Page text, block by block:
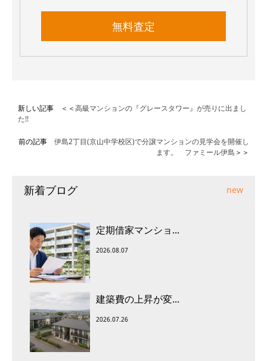
無料査定
新しい記事 ＜＜高級マンションの『グレースタワー』が売りに出まし
た!!
前の記事 伊島2丁目(京山中学校区)で分譲マンションの見学会を開催し
ます。 ファミール伊島 ＞＞
新着ブログ new
定期借家マンショ...
2026.08.07
建築費の上昇が変...
2026.07.26